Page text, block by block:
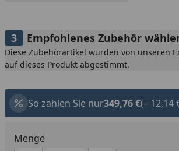
Empfohlenes Zubehör
Diese Zubehörartikel wurden von unseren
auf dieses Produkt abgestimmt.
So zahlen Sie nur349,76 €(– 12,14
Menge